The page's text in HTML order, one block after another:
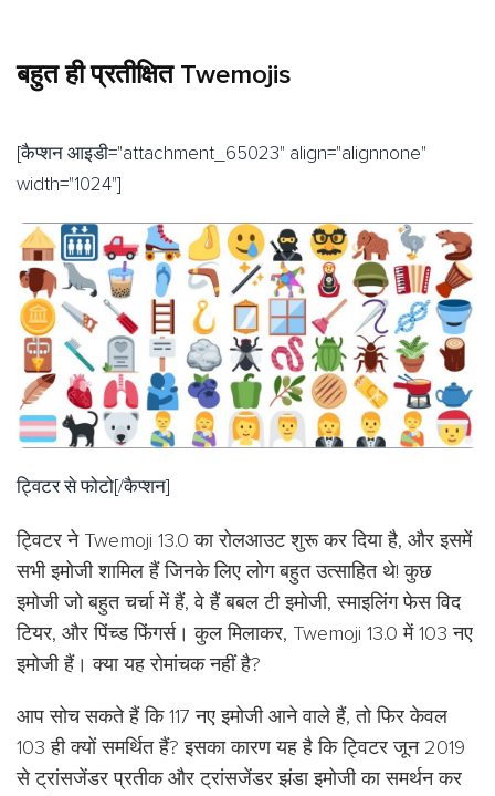
बहुत ही प्रतीक्षित Twemojis
[कैप्शन आइडी="attachment_65023" align="alignnone"
width="1024"]
ट्विटर से फोटो[/कैप्शन]
ट्विटर ने Twemoji 13.0 का रोलआउट शुरू कर दिया है, और इसमें
सभी इमोजी शामिल हैं जिनके लिए लोग बहुत उत्साहित थे! कुछ
इमोजी जो बहुत चर्चा में हैं, वे हैं बबल टी इमोजी, स्माइलिंग फेस विद
टियर, और पिंच्ड फिंगर्स। कुल मिलाकर, Twemoji 13.0 में 103 नए
इमोजी हैं। क्या यह रोमांचक नहीं है?
आप सोच सकते हैं कि 117 नए इमोजी आने वाले हैं, तो फिर केवल
103 ही क्यों समर्थित हैं? इसका कारण यह है कि ट्विटर जून 2019
से ट्रांसजेंडर प्रतीक और ट्रांसजेंडर झंडा इमोजी का समर्थन कर